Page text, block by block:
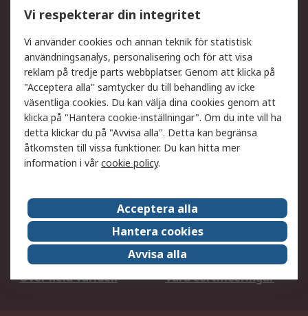
DesignSpark
Teknisk Support
Ditt lokala säljteam
Exportlösningar
Support
Få hjälp
Retur av varor
Leverans
Spåra din order
Begär en fakturakopi
Fördelar med RS-konto
Betalningsalternativ
Om RS
Försäljningsvillkor
Det juridiska
Press Centre
Jobba hos RS
ESG
Över hela världen
Våra certificeringar
Vi respekterar din integritet
Vi använder cookies och annan teknik för statistisk
användningsanalys, personalisering och för att visa
reklam på tredje parts webbplatser. Genom att klicka på
"Acceptera alla" samtycker du till behandling av icke
väsentliga cookies. Du kan välja dina cookies genom att
klicka på "Hantera cookie-inställningar". Om du inte vill ha
detta klickar du på "Avvisa alla". Detta kan begränsa
åtkomsten till vissa funktioner. Du kan hitta mer
information i vårcookie policy.
Acceptera alla
Hantera cookies
Avvisa alla